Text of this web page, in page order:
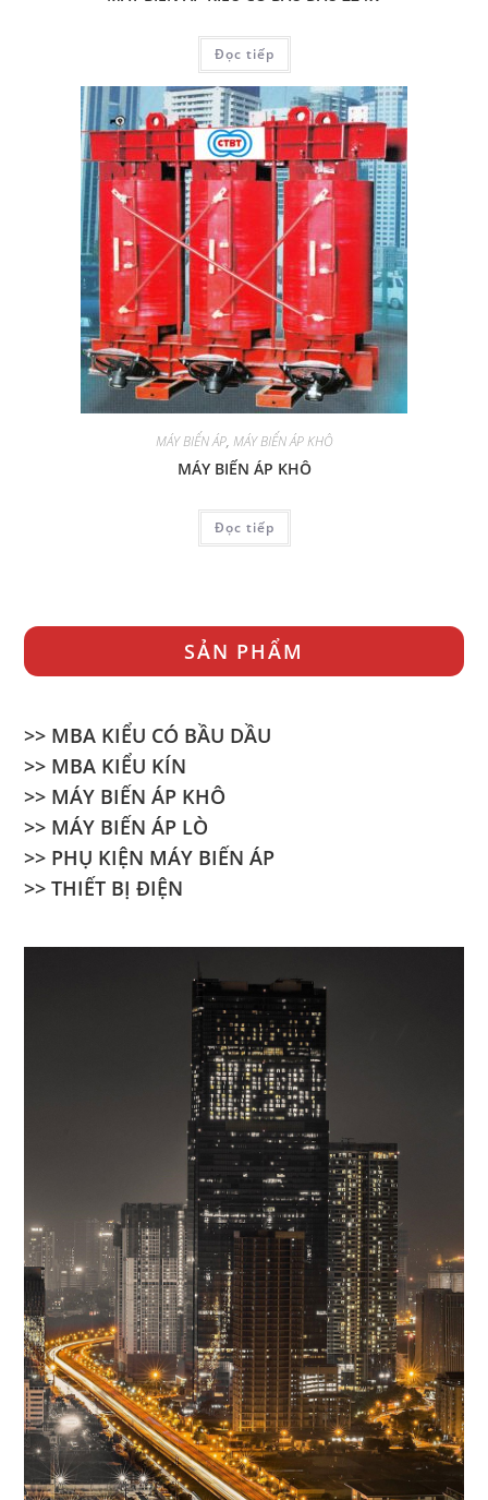
Đọc tiếp
MÁY BIẾN ÁP, MÁY BIẾN ÁP KHÔ
MÁY BIẾN ÁP KHÔ
Đọc tiếp
SẢN PHẨM
>> MBA KIỂU CÓ BẦU DẦU
>> MBA KIỂU KÍN
>> MÁY BIẾN ÁP KHÔ
>> MÁY BIẾN ÁP LÒ
>> PHỤ KIỆN MÁY BIẾN ÁP
>> THIẾT BỊ ĐIỆN